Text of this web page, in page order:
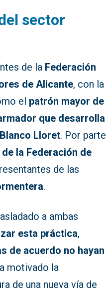
sector
de la Federación
de Alicante, con la
el patrón mayor de
que desarrolla
Lloret. Por parte
la Federación de
de las
.
a ambas
esta práctica,
de acuerdo no hayan
motivado la
de una nueva vía de